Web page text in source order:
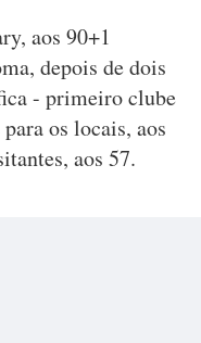
aos 90+1
depois de dois
- primeiro clube
os locais, aos
aos 57.